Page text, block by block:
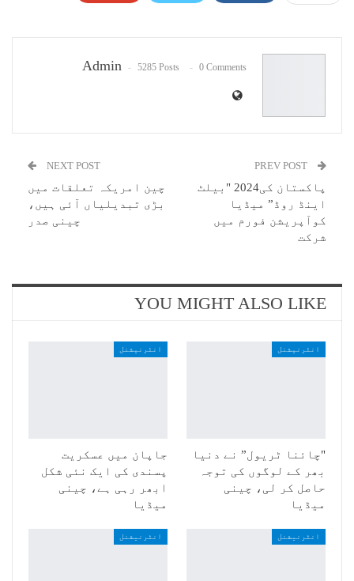
Admin 5285 Posts 0 Comments
پاکستان کی2024 "بیلٹ
اینڈ روڈ” میڈیا
کوآپریشن فورم میں
شرکت
NEXT POST
چین امریکہ تعلقات میں
بڑی تبدیلیاں آئی ہیں،
چینی صدر
YOU MIGHT ALSO LIKE
انٹرنیشنل
"چائنا ٹریول” نے دنیا
بھر کے لوگوں کی توجہ
حاصل کر لی، چینی
میڈیا
انٹرنیشنل
جاپان میں عسکریت
پسندی کی ایک نئی شکل
ابھر رہی ہے، چینی
میڈیا
انٹرنیشنل انٹرنیشنل